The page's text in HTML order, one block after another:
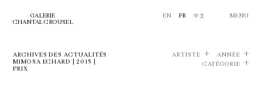
GALERIE
CHANTAL CROUSEL
EN FR 中文 MENU
ARCHIVES DES ACTUALITÉS
MIMOSA ECHARD | 2015 |
PRIX
ARTISTE
ANNÉE
CATÉGORIE